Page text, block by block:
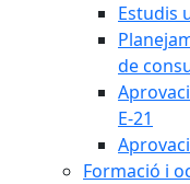
Estudis
de
E-21
Formació i